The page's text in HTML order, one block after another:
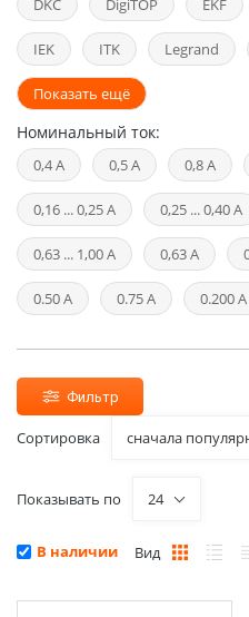
DKC DigiTOP EKF
IEK ITK Legrand
Показать ещё
Номинальный ток:
0,4 А 0,5 А 0,8 А
0,16 ... 0,25 А 0,25 ... 0,40 А
0,63 ... 1,00 А 0,63 А
0.50 А 0.75 А 0.200 А
Фильтр
Сортировка сначала
Показывать по 24
В наличии Вид